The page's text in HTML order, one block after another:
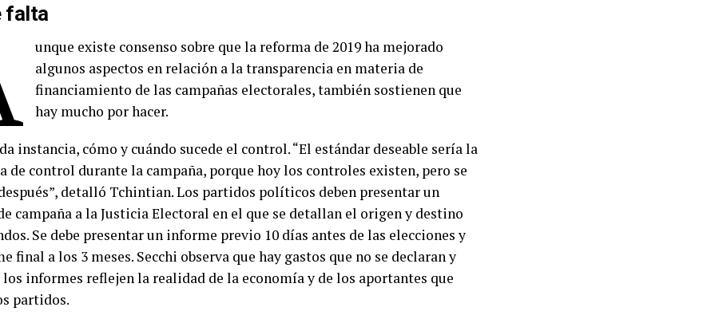
falta
unque existe consenso sobre que la reforma de 2019 ha mejorado
algunos aspectos en relación a la transparencia en materia de
financiamiento de las campañas electorales, también sostienen que
hay mucho por hacer.
instancia, cómo y cuándo sucede el control. “El estándar deseable sería la
de control durante la campaña, porque hoy los controles existen, pero se
detalló Tchintian. Los partidos políticos deben presentar un
campaña a la Justicia Electoral en el que se detallan el origen y destino
Se debe presentar un informe previo 10 días antes de las elecciones y
final a los 3 meses. Secchi observa que hay gastos que no se declaran y
los informes reflejen la realidad de la economía y de los aportantes que
partidos.